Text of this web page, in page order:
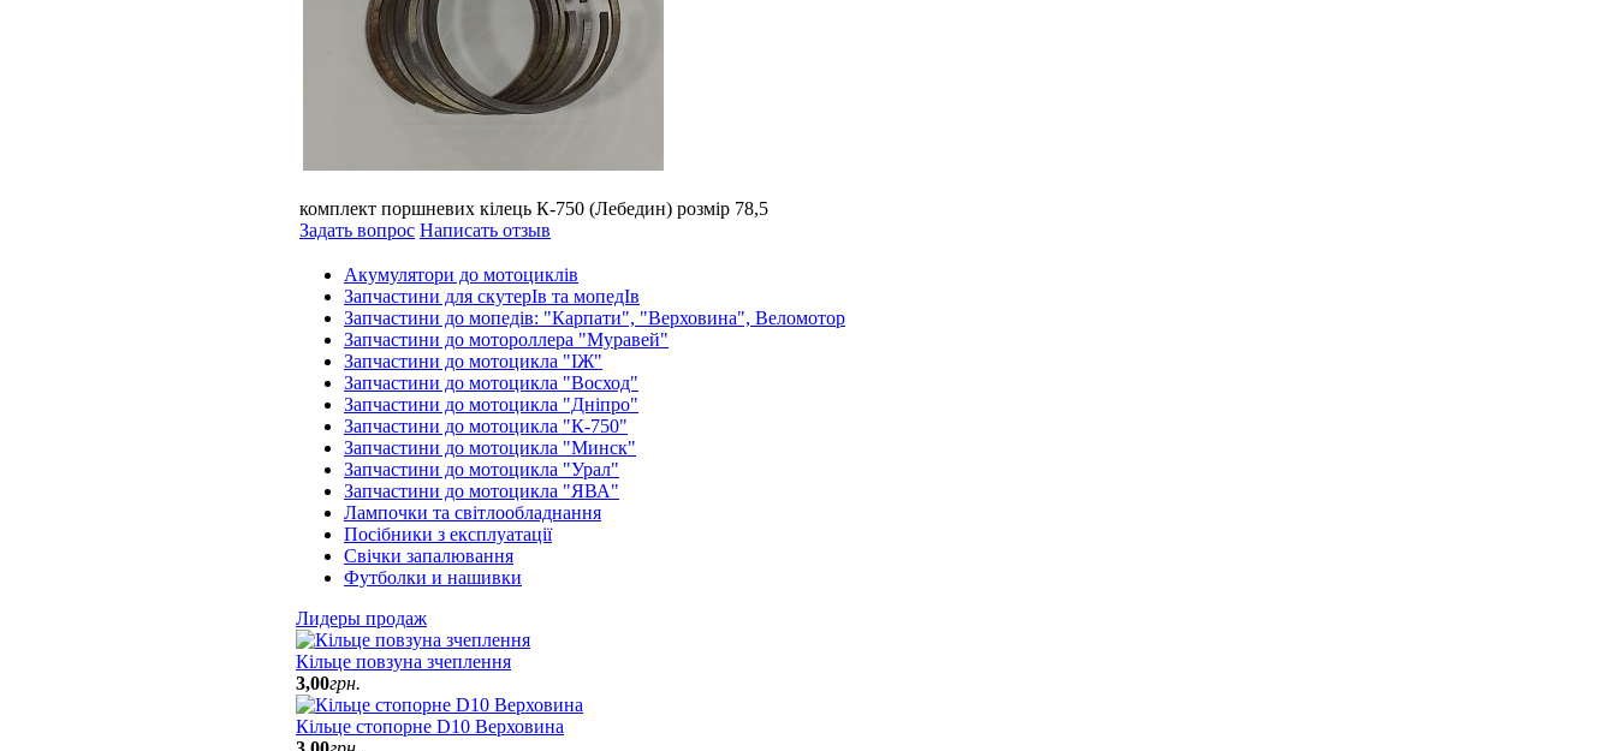
комплект поршневих кілець К-750 (Лебедин) розмір 78,5
Задать вопрос Написать отзыв
Акумулятори до мотоциклів
Запчастини для скутерІв та мопедІв
Запчастини до мопедів: "Карпати", "Верховина", Веломотор
Запчастини до мотороллера "Муравей"
Запчастини до мотоцикла "ІЖ"
Запчастини до мотоцикла "Восход"
Запчастини до мотоцикла "Дніпро"
Запчастини до мотоцикла "К-750"
Запчастини до мотоцикла "Минск"
Запчастини до мотоцикла "Урал"
Запчастини до мотоцикла "ЯВА"
Лампочки та світлообладнання
Посібники з експлуатації
Свічки запалювання
Футболки и нашивки
Лидеры продаж
Кільце повзуна зчеплення
3,00грн.
Кільце стопорне D10 Верховина